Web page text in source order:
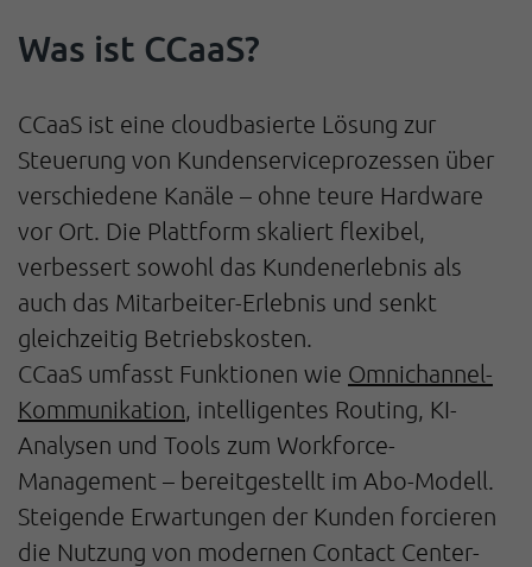
Was ist CCaaS?
CCaaS ist eine cloudbasierte Lösung zur
Steuerung von Kundenserviceprozessen über
verschiedene Kanäle – ohne teure Hardware
vor Ort. Die Plattform skaliert flexibel,
verbessert sowohl das Kundenerlebnis als
auch das Mitarbeiter-Erlebnis und senkt
gleichzeitig Betriebskosten.
CCaaS umfasst Funktionen wie Omnichannel-
Kommunikation , intelligentes Routing, KI-
Analysen und Tools zum Workforce-
Management – bereitgestellt im Abo-Modell.
Steigende Erwartungen der Kunden forcieren
die Nutzung von modernen Contact Center-